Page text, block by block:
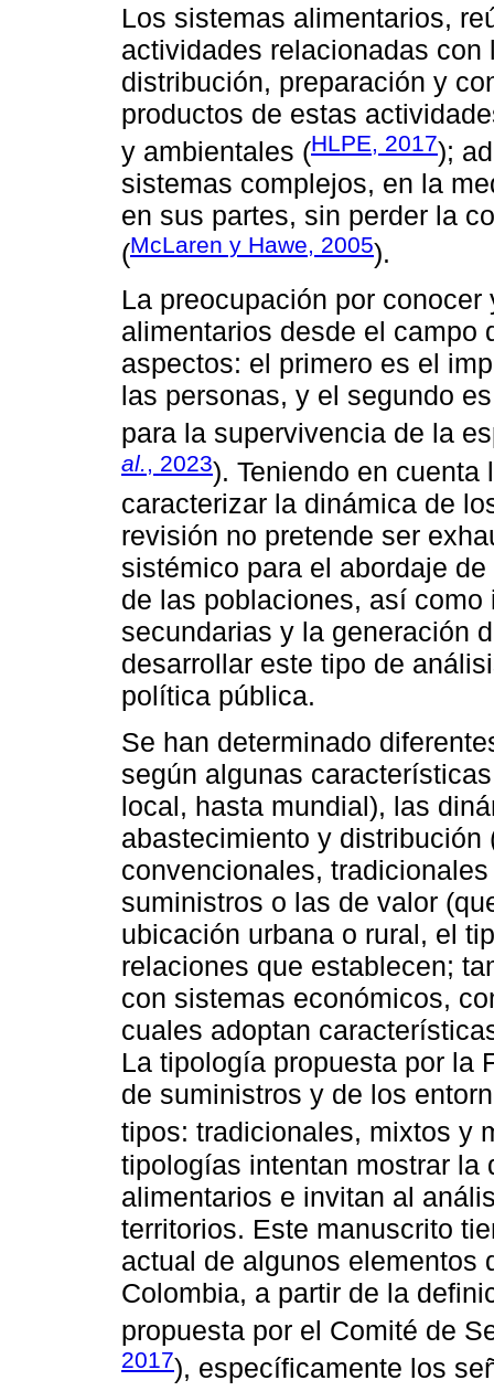
Los sistemas alimentarios,
actividades relacionadas
distribución, preparación y
productos de estas
y ambientales (HLPE, 2017);
sistemas complejos, en la
en sus partes, sin perder la
(McLaren y Hawe, 2005).
La preocupación por
alimentarios desde el campo
aspectos: el primero es el
las personas, y el segundo
para la supervivencia de la
al., 2023). Teniendo en
caracterizar la dinámica de
revisión no pretende ser
sistémico para el abordaje
de las poblaciones, así
secundarias y la generación
desarrollar este tipo de
política pública.
Se han determinado
según algunas
local, hasta mundial), las
abastecimiento y
convencionales,
suministros o las de valor
ubicación urbana o rural, el
relaciones que establecen;
con sistemas económicos,
cuales adoptan
La tipología propuesta por la
de suministros y de los
tipos: tradicionales, mixtos y
tipologías intentan mostrar la
alimentarios e invitan al
territorios. Este manuscrito
actual de algunos elementos
Colombia, a partir de la
propuesta por el Comité de
2017), específicamente los